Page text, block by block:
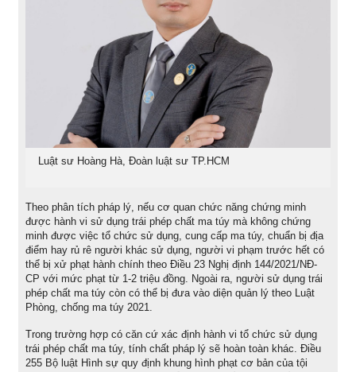
Luật sư Hoàng Hà, Đoàn luật sư TP.HCM
Theo phân tích pháp lý, nếu cơ quan chức năng chứng minh
được hành vi sử dụng trái phép chất ma túy mà không chứng
minh được việc tổ chức sử dụng, cung cấp ma túy, chuẩn bị địa
điểm hay rủ rê người khác sử dụng, người vi phạm trước hết có
thể bị xử phạt hành chính theo Điều 23 Nghị định 144/2021/NĐ-
CP với mức phạt từ 1-2 triệu đồng. Ngoài ra, người sử dụng trái
phép chất ma túy còn có thể bị đưa vào diện quản lý theo Luật
Phòng, chống ma túy 2021.
Trong trường hợp có căn cứ xác định hành vi tổ chức sử dụng
trái phép chất ma túy, tính chất pháp lý sẽ hoàn toàn khác. Điều
255 Bộ luật Hình sự quy định khung hình phạt cơ bản của tội